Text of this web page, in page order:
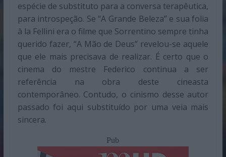
espécie de substituto para a conversa terapêutica,
para introspeção. Se “A Grande Beleza” e sua folia
à la Fellini era o filme que Sorrentino sempre tinha
querido fazer, “A Mão de Deus” revelou-se aquele
que ele mais precisava de realizar. É certo que o
cinema do mestre Federico continua a ser
referência na obra deste cineasta
contemporâneo. Contudo, o cinismo desse autor
passado foi aqui substituído por uma veia mais
sincera.
Pub